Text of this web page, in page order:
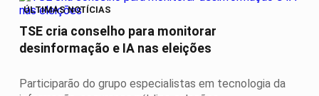
ÚLTIMAS NOTÍCIAS
TSE cria conselho para monitorar
desinformação e IA nas eleições
Participarão do grupo especialistas em tecnologia da